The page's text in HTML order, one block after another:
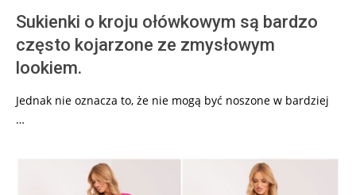
Sukienki o kroju ołówkowym są bardzo
często kojarzone ze zmysłowym
lookiem.
Jednak nie oznacza to, że nie mogą być noszone w bardziej
…